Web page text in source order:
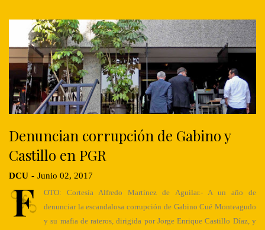
Denuncian corrupción de Gabino y
Castillo en PGR
DCU - Junio 02, 2017
F
OTO: Cortesía Alfredo Martínez de Aguilar.- A un año de
denunciar la escandalosa corrupción de Gabino Cué Monteagudo
y su mafia de rateros, dirigida por Jorge Enrique Castillo Díaz, y